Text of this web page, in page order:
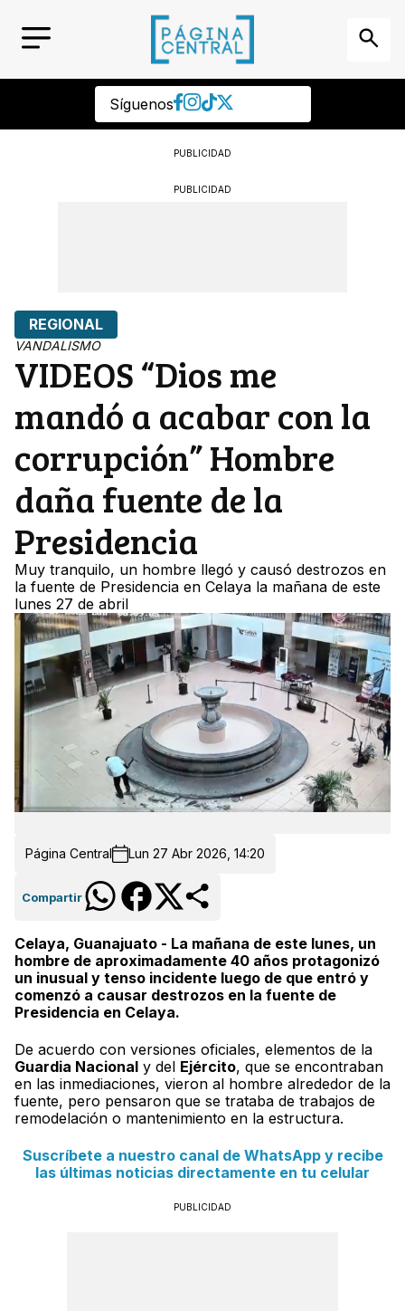
Síguenos
PUBLICIDAD
PUBLICIDAD
REGIONAL
VANDALISMO
VIDEOS “Dios me
mandó a acabar con la
corrupción” Hombre
daña fuente de la
Presidencia
Muy tranquilo, un hombre llegó y causó destrozos en
la fuente de Presidencia en Celaya la mañana de este
lunes 27 de abril
Página Central Lun 27 Abr 2026, 14:20
Compartir
Celaya, Guanajuato - La mañana de este lunes, un
hombre de aproximadamente 40 años protagonizó
un inusual y tenso incidente luego de que entró y
comenzó a causar destrozos en la fuente de
Presidencia en Celaya.
De acuerdo con versiones oficiales, elementos de la
Guardia Nacional y del Ejército, que se encontraban
en las inmediaciones, vieron al hombre alrededor de la
fuente, pero pensaron que se trataba de trabajos de
remodelación o mantenimiento en la estructura.
Suscríbete a nuestro canal de WhatsApp y recibe
las últimas noticias directamente en tu celular
PUBLICIDAD